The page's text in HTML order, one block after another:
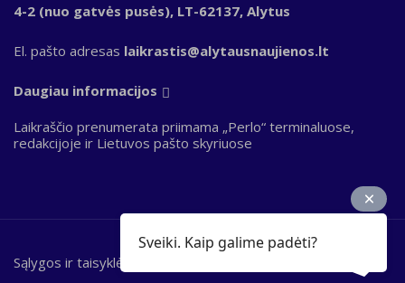
4-2 (nuo gatvės pusės), LT-62137, Alytus
El. pašto adresas laikrastis@alytausnaujienos.lt
Daugiau informacijos
Laikraščio prenumerata priimama „Perlo“ terminaluose,
redakcijoje ir Lietuvos pašto skyriuose
Bottom
Sąlygos ir taisyklės
Sveiki. Kaip galime padėti?